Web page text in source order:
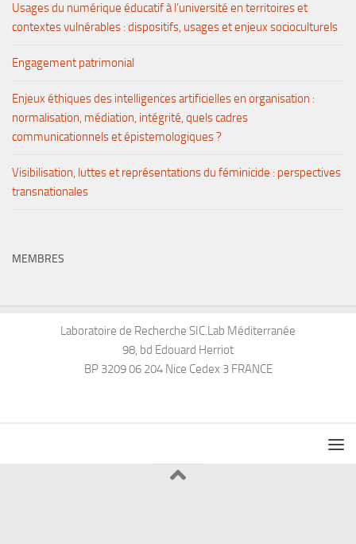
Usages du numérique éducatif à l’université en territoires et
contextes vulnérables : dispositifs, usages et enjeux socioculturels
Engagement patrimonial
Enjeux éthiques des intelligences artificielles en organisation :
normalisation, médiation, intégrité, quels cadres
communicationnels et épistemologiques ?
Visibilisation, luttes et représentations du féminicide : perspectives
transnationales
MEMBRES
Laboratoire de Recherche SIC.Lab Méditerranée
98, bd Edouard Herriot
BP 3209 06 204 Nice Cedex 3 FRANCE